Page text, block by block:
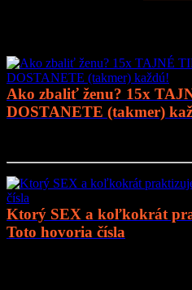
Ako zbaliť ženu? 15x
DOSTANETE (takmer)
Ktorý SEX a koľkokrát
Toto hovoria čísla